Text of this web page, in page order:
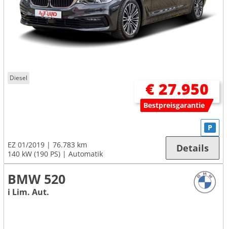
Diesel
€ 27.950
Bestpreisgarantie
EZ 01/2019
76.783 km
140 kW (190 PS)
Automatik
P
Details
BMW 520
i Lim. Aut.